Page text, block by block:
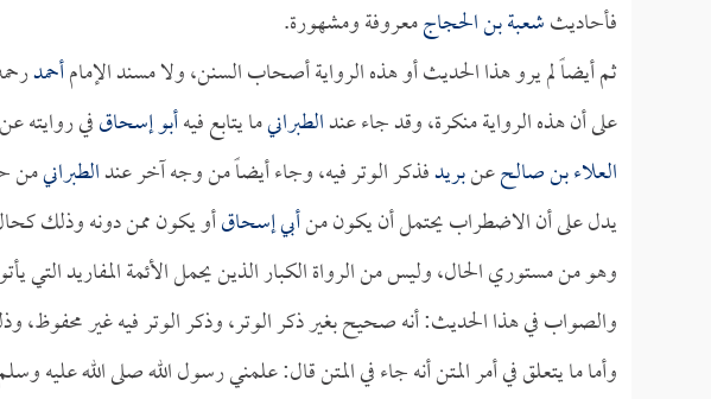
فأحاديثشعبة بن الحجاجمعروفة ومشهورة.
ثم أيضاً لم يرو هذا الحديث أو هذه الرواية أصحاب السنن، ولا مسند الإمامأحمد
على أن هذه الرواية منكرة، وقد جاء عندالطبرانيما يتابع فيهأبو إسحاقفي روايته
العلاء بن صالحعنبريدفذكر الوتر فيه، وجاء أيضاً من وجه آخر عندالطبرانيمن
يدل على أن الاضطراب يحتمل أن يكون منأبي إسحاقأو يكون ممن دونه وذلك
وهو من مستوري الحال، وليس من الرواة الكبار الذين يحمل الأئمة المفاريد التي
والصواب في هذا الحديث: أنه صحيح بغير ذكر الوتر، وذكر الوتر فيه غير محفوظ،
وأما ما يتعلق في أمر المتن أنه جاء في المتن قال: علمني رسول الله صلى الله عليه